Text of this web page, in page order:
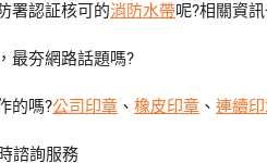
署認証核可的消防水帶呢?相關資
，最夯網路話題嗎?
的嗎?公司印章 、 橡皮印章 、 連續
諮詢服務